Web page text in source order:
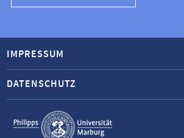
Service-
Navigation
IMPRESSUM
DATENSCHUTZ